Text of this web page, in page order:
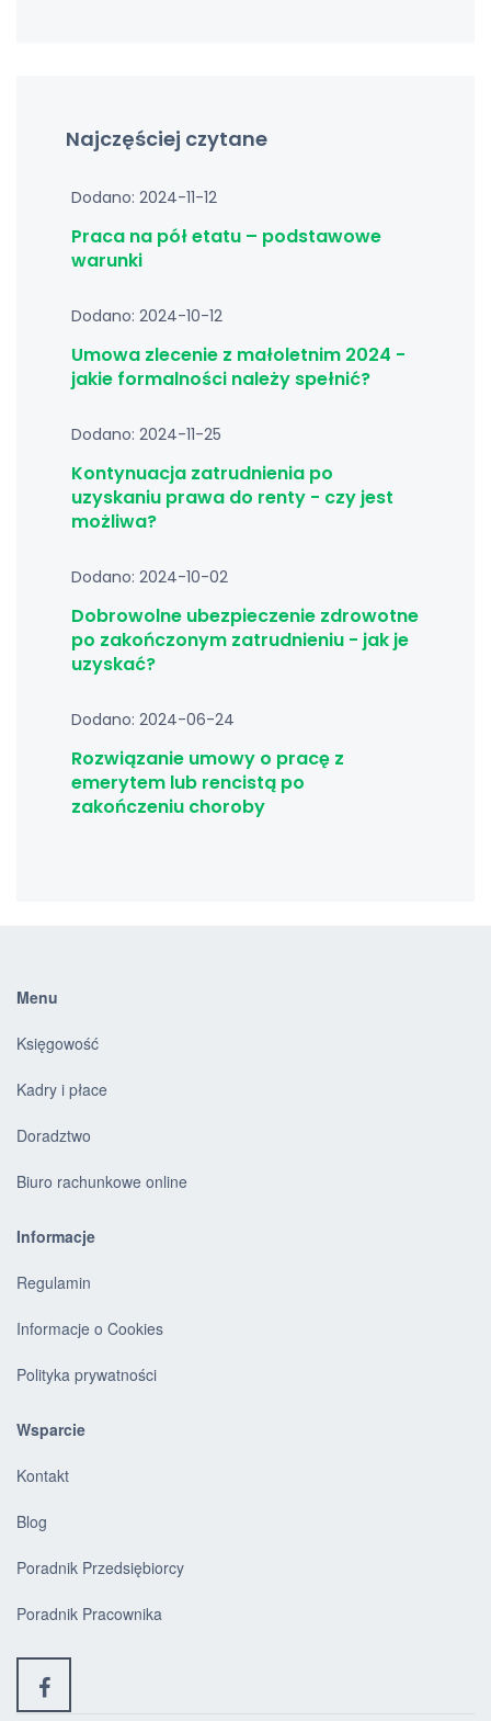
Najczęściej czytane
Dodano: 2024-11-12
Praca na pół etatu – podstawowe
warunki
Dodano: 2024-10-12
Umowa zlecenie z małoletnim 2024 -
jakie formalności należy spełnić?
Dodano: 2024-11-25
Kontynuacja zatrudnienia po
uzyskaniu prawa do renty - czy jest
możliwa?
Dodano: 2024-10-02
Dobrowolne ubezpieczenie zdrowotne
po zakończonym zatrudnieniu - jak je
uzyskać?
Dodano: 2024-06-24
Rozwiązanie umowy o pracę z
emerytem lub rencistą po
zakończeniu choroby
Menu
Księgowość
Kadry i płace
Doradztwo
Biuro rachunkowe online
Informacje
Regulamin
Informacje o Cookies
Polityka prywatności
Wsparcie
Kontakt
Blog
Poradnik Przedsiębiorcy
Poradnik Pracownika